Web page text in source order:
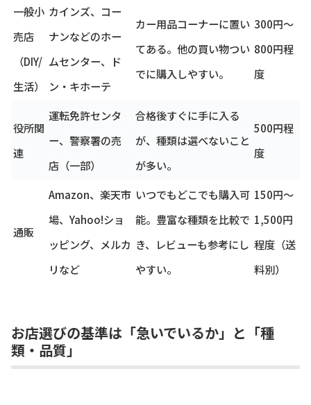
一般小
売店
（DIY/
生活）
カインズ、コー
ナンなどのホー
ムセンター、ド
ン・キホーテ
カー用品コーナーに置い
てある。他の買い物つい
でに購入しやすい。
300円～
800円程
度
役所関
連
運転免許センタ
ー、警察署の売
店（一部）
合格後すぐに手に入る
が、種類は選べないこと
が多い。
500円程
度
通販
Amazon、楽天市
場、Yahoo!ショ
ッピング、メルカ
リなど
いつでもどこでも購入可
能。豊富な種類を比較で
き、レビューも参考にし
やすい。
150円～
1,500円
程度（送
料別）
お店選びの基準は「急いでいるか」と「種
類・品質」